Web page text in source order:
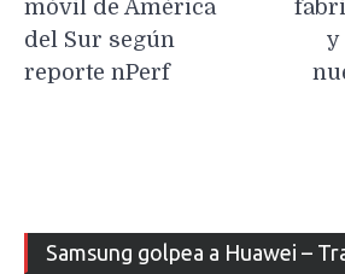
móvil de América
del Sur según
reporte nPerf
y
Samsung golpea a Huawei –